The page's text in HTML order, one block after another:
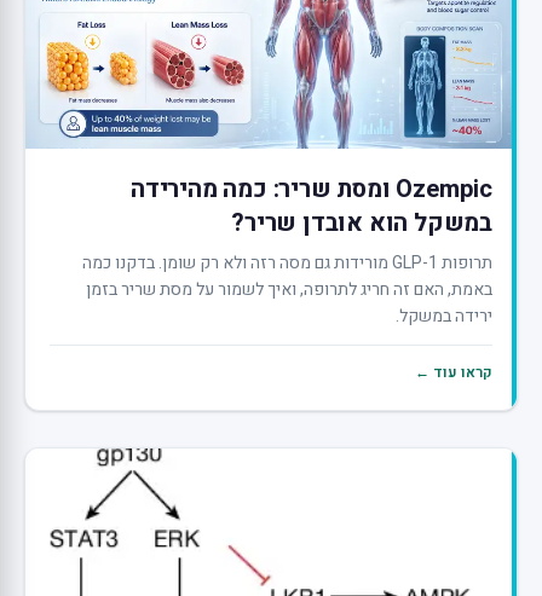
Ozempic ומסת שריר: כמה מהירידה
במשקל הוא אובדן שריר?
תרופות GLP-1 מורידות גם מסה רזה ולא רק שומן. בדקנו כמה
באמת, האם זה חריג לתרופה, ואיך לשמור על מסת שריר בזמן
ירידה במשקל.
קראו עוד ←